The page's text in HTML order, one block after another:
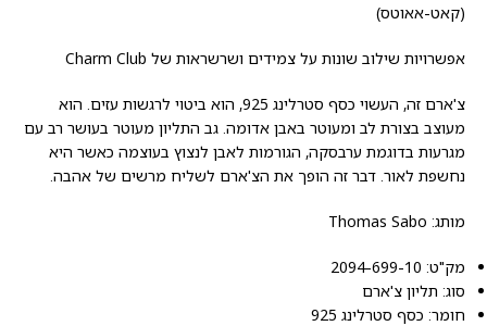
(קאט-אאוטס)
אפשרויות שילוב שונות על צמידים ושרשראות של Charm Club
צ'ארם זה, העשוי כסף סטרלינג 925, הוא ביטוי לרגשות עזים. הוא
מעוצב בצורת לב ומעוטר באבן אדומה. גב התליון מעוטר בעושר רב עם
מגרעות בדוגמת ערבסקה, הגורמות לאבן לנצוץ בעוצמה כאשר היא
נחשפת לאור. דבר זה הופך את הצ'ארם לשליח מרשים של אהבה.
מותג: Thomas Sabo
מק"ט: 2094-699-10
סוג: תליון צ'ארם
חומר: כסף סטרלינג 925